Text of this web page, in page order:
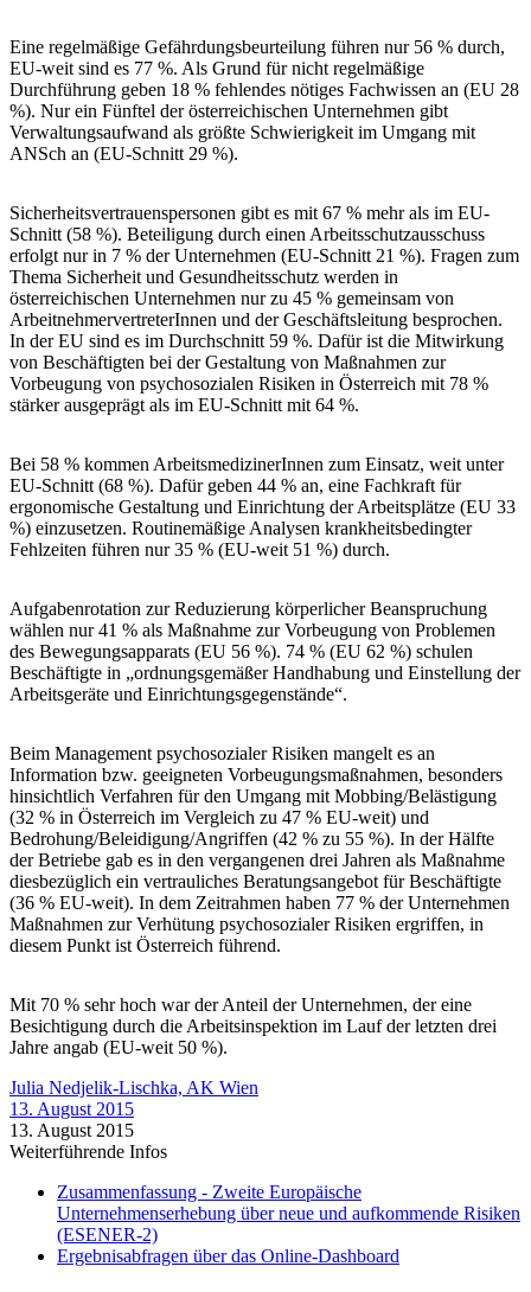
Eine regelmäßige Gefährdungsbeurteilung führen nur 56 % durch,
EU-weit sind es 77 %. Als Grund für nicht regelmäßige
Durchführung geben 18 % fehlendes nötiges Fachwissen an (EU 28
%). Nur ein Fünftel der österreichischen Unternehmen gibt
Verwaltungsaufwand als größte Schwierigkeit im Umgang mit
ANSch an (EU-Schnitt 29 %).
Sicherheitsvertrauenspersonen gibt es mit 67 % mehr als im EU-
Schnitt (58 %). Beteiligung durch einen Arbeitsschutzausschuss
erfolgt nur in 7 % der Unternehmen (EU-Schnitt 21 %). Fragen zum
Thema Sicherheit und Gesundheitsschutz werden in
österreichischen Unternehmen nur zu 45 % gemeinsam von
ArbeitnehmervertreterInnen und der Geschäftsleitung besprochen.
In der EU sind es im Durchschnitt 59 %. Dafür ist die Mitwirkung
von Beschäftigten bei der Gestaltung von Maßnahmen zur
Vorbeugung von psychosozialen Risiken in Österreich mit 78 %
stärker ausgeprägt als im EU-Schnitt mit 64 %.
Bei 58 % kommen ArbeitsmedizinerInnen zum Einsatz, weit unter
EU-Schnitt (68 %). Dafür geben 44 % an, eine Fachkraft für
ergonomische Gestaltung und Einrichtung der Arbeitsplätze (EU 33
%) einzusetzen. Routinemäßige Analysen krankheitsbedingter
Fehlzeiten führen nur 35 % (EU-weit 51 %) durch.
Aufgabenrotation zur Reduzierung körperlicher Beanspruchung
wählen nur 41 % als Maßnahme zur Vorbeugung von Problemen
des Bewegungsapparats (EU 56 %). 74 % (EU 62 %) schulen
Beschäftigte in „ordnungsgemäßer Handhabung und Einstellung der
Arbeitsgeräte und Einrichtungsgegenstände“.
Beim Management psychosozialer Risiken mangelt es an
Information bzw. geeigneten Vorbeugungsmaßnahmen, besonders
hinsichtlich Verfahren für den Umgang mit Mobbing/Belästigung
(32 % in Österreich im Vergleich zu 47 % EU-weit) und
Bedrohung/Beleidigung/Angriffen (42 % zu 55 %). In der Hälfte
der Betriebe gab es in den vergangenen drei Jahren als Maßnahme
diesbezüglich ein vertrauliches Beratungsangebot für Beschäftigte
(36 % EU-weit). In dem Zeitrahmen haben 77 % der Unternehmen
Maßnahmen zur Verhütung psychosozialer Risiken ergriffen, in
diesem Punkt ist Österreich führend.
Mit 70 % sehr hoch war der Anteil der Unternehmen, der eine
Besichtigung durch die Arbeitsinspektion im Lauf der letzten drei
Jahre angab (EU-weit 50 %).
Julia Nedjelik-Lischka, AK Wien
13. August 2015
13. August 2015
Weiterführende Infos
Zusammenfassung - Zweite Europäische
Unternehmenserhebung über neue und aufkommende Risiken
(ESENER-2)
Ergebnisabfragen über das Online-Dashboard